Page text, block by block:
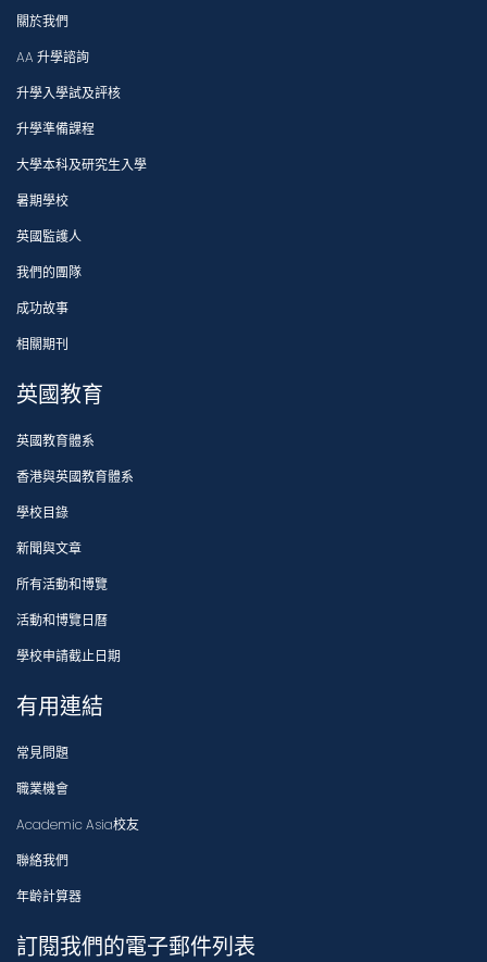
關於我們
AA 升學諮詢
升學入學試及評核
升學準備課程
大學本科及研究生入學
暑期學校
英國監護人
我們的團隊
成功故事
相關期刊
英國教育
英國教育體系
香港與英國教育體系
學校目錄
新聞與文章
所有活動和博覽
活動和博覽日曆
學校申請截止日期
有用連結
常見問題
職業機會
Academic Asia校友
聯絡我們
年齡計算器
訂閱我們的電子郵件列表